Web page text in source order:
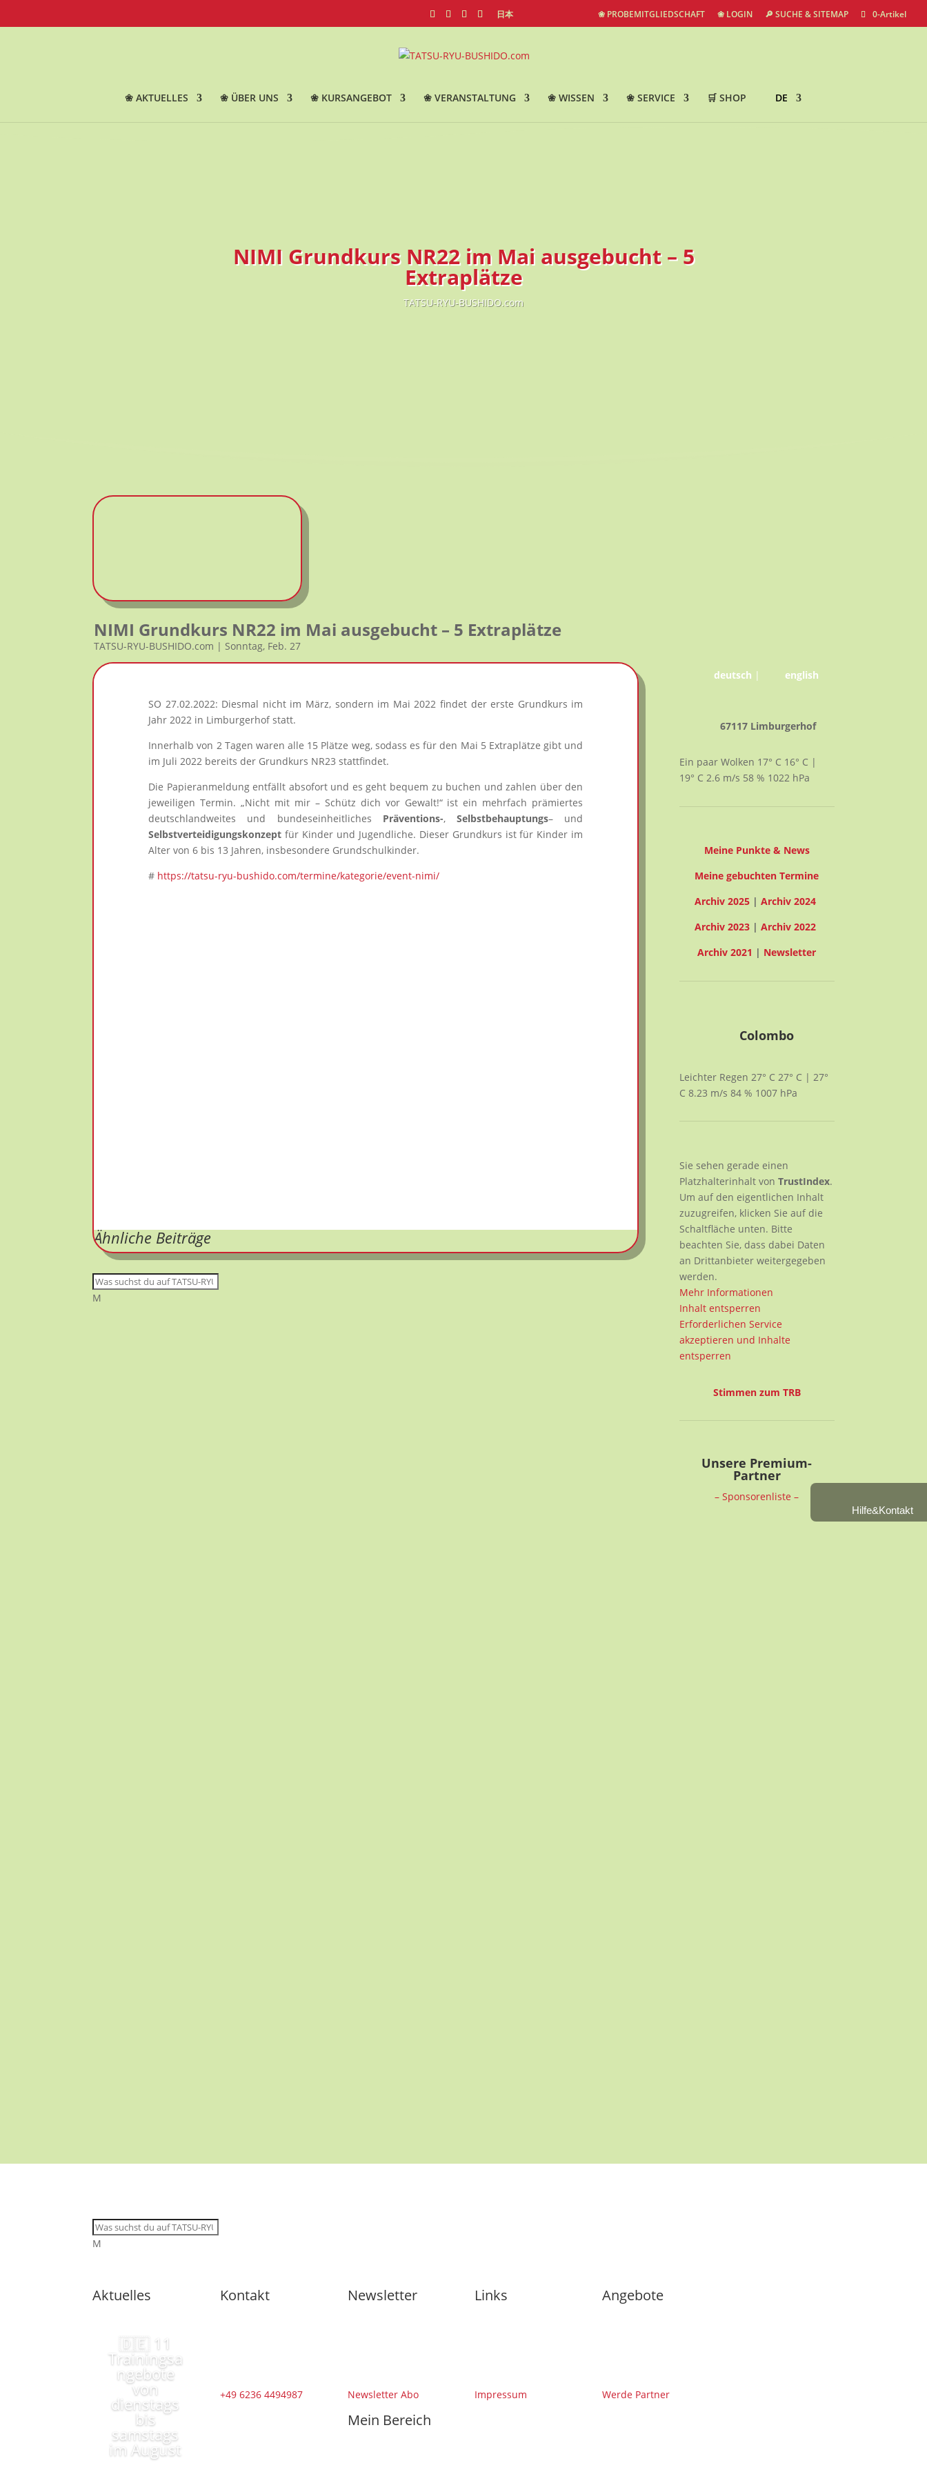
日本 ❀ PROBEMITGLIEDSCHAFT ❀ LOGIN 🔎 SUCHE & SITEMAP 0-Artikel
❀ AKTUELLES ❀ ÜBER UNS ❀ KURSANGEBOT ❀ VERANSTALTUNG ❀ WISSEN ❀ SERVICE 🛒 SHOP DE
NIMI Grundkurs NR22 im Mai ausgebucht – 5
Extraplätze
TATSU-RYU-BUSHIDO.com
NIMI Grundkurs NR22 im Mai ausgebucht – 5 Extraplätze
TATSU-RYU-BUSHIDO.com | Sonntag, Feb. 27
SO 27.02.2022: Diesmal nicht im März, sondern im Mai 2022 findet der erste Grundkurs im
Jahr 2022 in Limburgerhof statt.
Innerhalb von 2 Tagen waren alle 15 Plätze weg, sodass es für den Mai 5 Extraplätze gibt und
im Juli 2022 bereits der Grundkurs NR23 stattfindet.
Die Papieranmeldung entfällt absofort und es geht bequem zu buchen und zahlen über den
jeweiligen Termin. „Nicht mit mir – Schütz dich vor Gewalt!“ ist ein mehrfach prämiertes
deutschlandweites und bundeseinheitliches Präventions-,Selbstbehauptungs– und
Selbstverteidigungskonzept für Kinder und Jugendliche. Dieser Grundkurs ist für Kinder im
Alter von 6 bis 13 Jahren, insbesondere Grundschulkinder.
# https://tatsu-ryu-bushido.com/termine/kategorie/event-nimi/
Ähnliche Beiträge
M
deutsch | english
67117 Limburgerhof
Ein paar Wolken 17° C 16° C |
19° C 2.6 m/s 58% 1022 hPa
Meine Punkte & News
Meine gebuchten Termine
Archiv 2025 |Archiv 2024
Archiv 2023 |Archiv 2022
Archiv 2021 | Newsletter
Colombo
Leichter Regen 27° C 27° C | 27°
C 8.23 m/s 84% 1007 hPa
Sie sehen gerade einen
Platzhalterinhalt vonTrustIndex.
Um auf den eigentlichen Inhalt
zuzugreifen, klicken Sie auf die
Schaltfläche unten. Bitte
beachten Sie, dass dabei Daten
an Drittanbieter weitergegeben
werden.
Mehr Informationen
Inhalt entsperren
Erforderlichen Service
akzeptieren und Inhalte
entsperren
Stimmen zum TRB
Unsere Premium-
Partner
– Sponsorenliste –
M
Aktuelles
🇩🇪 11
Trainingsa
ngebote
von
dienstags
bis
samstags
im August
Kontakt
+49 6236 4494987
Newsletter
Newsletter Abo
Mein Bereich
Links
Impressum
Angebote
Werde Partner
Hilfe&Kontakt